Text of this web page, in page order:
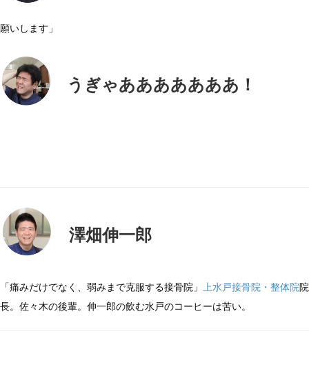
願いします」
うぎゃあああああああ！
澤畑伸一郎
「痛みだけでなく、弱みまで克服する接骨院」 上水戸接骨院・整体院院
長。佐々木の後輩。伸一郎の飲む水戸のコーヒーは苦い。